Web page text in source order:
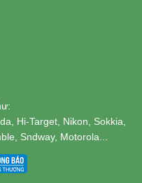
Hi-Target, Nikon, Sokkia,
Sndway, Motorola...